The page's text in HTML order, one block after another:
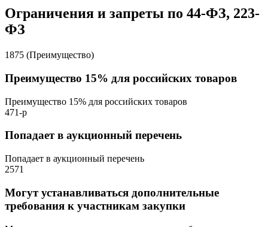
Ограничения и запреты по 44-ФЗ, 223-
ФЗ
1875 (Преимущество)
Преимущество 15% для российских товаров
Преимущество 15% для российских товаров
471-р
Попадает в аукционный перечень
Попадает в аукционный перечень
2571
Могут устанавливаться дополнительные
требования к участникам закупки